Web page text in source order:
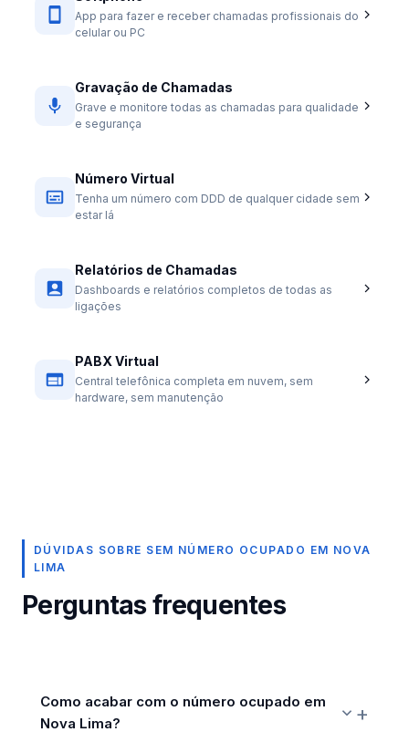
App para fazer e receber chamadas profissionais do
celular ou PC
Gravação de Chamadas
Grave e monitore todas as chamadas para qualidade
e segurança
Número Virtual
Tenha um número com DDD de qualquer cidade sem
estar lá
Relatórios de Chamadas
Dashboards e relatórios completos de todas as
ligações
PABX Virtual
Central telefônica completa em nuvem, sem
hardware, sem manutenção
DÚVIDAS SOBRE SEM NÚMERO OCUPADO EM NOVA
LIMA
Perguntas frequentes
Como acabar com o número ocupado em
Nova Lima?